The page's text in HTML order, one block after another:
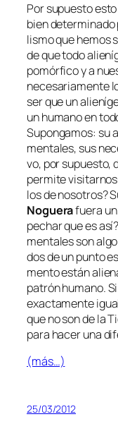
Por su­pues­to
bien
lis­mo que he­mos
de que to­do
po­mór­fi­co y a
ne­ce­sa­ria­men­te
ser que un
un hu­mano en
Supongamos: su
men­ta­les, sus
vo, por su­pues­to,
per­mi­te
los de no­so­tros?
Noguerafue­ra
pe­char que es
men­ta­les son
dos de un pun­to
men­to es­tán
pa­trón hu­mano.
exac­ta­men­te
que no son de la
pa­ra ha­cer una
(más…)
25/03/2012